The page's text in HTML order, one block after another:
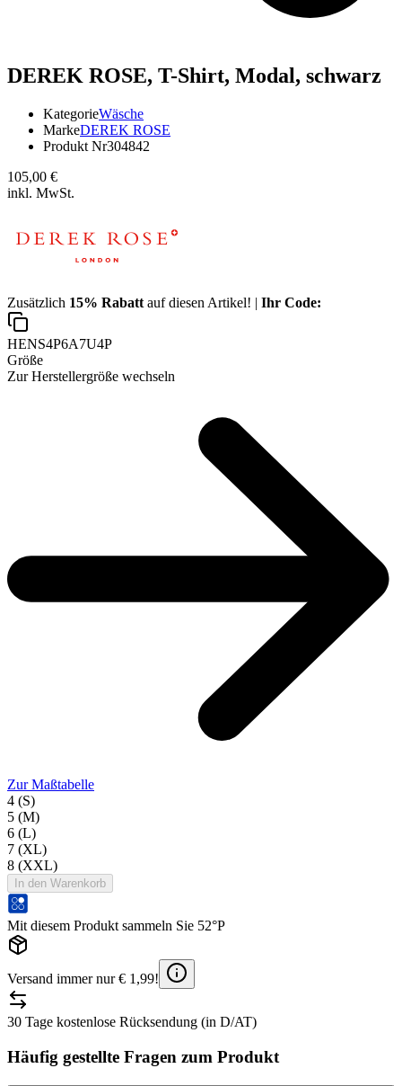
DEREK ROSE, T-Shirt, Modal, schwarz
KategorieWäsche
MarkeDEREK ROSE
Produkt Nr304842
105,00 €
inkl. MwSt.
Zusätzlich 15% Rabatt auf diesen Artikel! | Ihr Code:
HENS4P6A7U4P
Größe
Zur Herstellergröße wechseln
Zur Maßtabelle
4 (S)
5 (M)
6 (L)
7 (XL)
8 (XXL)
In den Warenkorb
Mit diesem Produkt sammeln Sie 52°P
Versand immer nur € 1,99!
30 Tage kostenlose Rücksendung (in D/AT)
Häufig gestellte Fragen zum Produkt